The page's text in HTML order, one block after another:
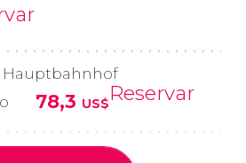
Hauptbahnhof
78,3 US$Reservar